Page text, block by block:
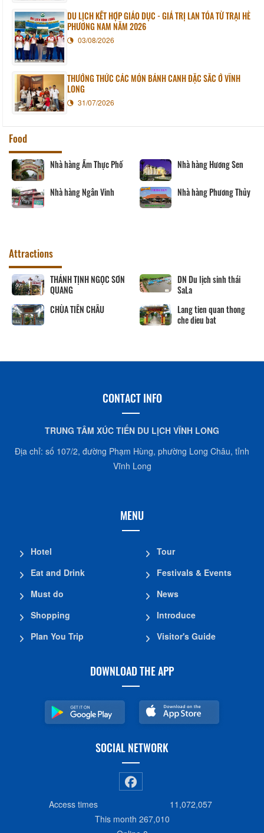
DU LỊCH KẾT HỢP GIÁO DỤC - GIÁ TRỊ LAN TỎA TỪ TRẠI HÈ
PHƯƠNG NAM NĂM 2026
03/08/2026
THƯỞNG THỨC CÁC MÓN BÁNH CANH ĐẶC SẮC Ở VĨNH
LONG
31/07/2026
Food
Nhà hàng Ẩm Thực Phố Nhà hàng Hương Sen
Nhà hàng Ngân Vinh Nhà hàng Phương Thủy
Attractions
THÁNH TỊNH NGỌC SƠN
QUANG
DN Du lịch sinh thái
SaLa
CHÙA TIÊN CHÂU
Lang tien quan thong
che dieu bat
CONTACT INFO
TRUNG TÂM XÚC TIẾN DU LỊCH VĨNH LONG
Địa chỉ: số 107/2, đường Phạm Hùng, phường Long Châu, tỉnh
Vĩnh Long
MENU
Hotel
Eat and Drink
Must do
Shopping
Plan You Trip
Tour
Festivals & Events
News
Introduce
Visitor's Guide
DOWNLOAD THE APP
SOCIAL NETWORK
Access times
11,072,057
This month 267,010